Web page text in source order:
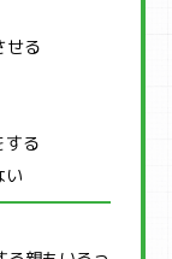
せる
する
い